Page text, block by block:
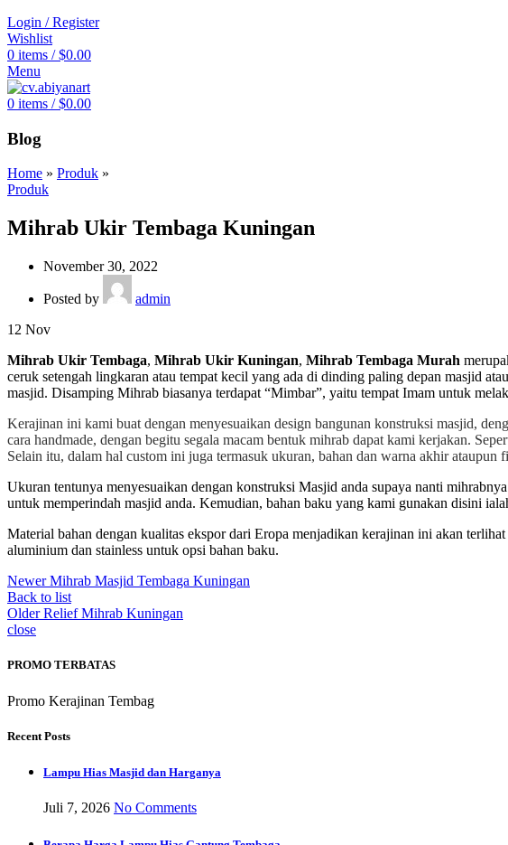
Login / Register
Wishlist
0 items / $0.00
Menu
0 items / $0.00
Blog
Home » Produk »
Produk
Mihrab Ukir Tembaga Kuningan
November 30, 2022
Posted by
admin
12 Nov
Mihrab Ukir Tembaga, Mihrab Ukir Kuningan, Mihrab Tembaga Murah
ceruk setengah lingkaran atau tempat kecil yang ada di dinding paling depan masjid
masjid. Disamping Mihrab biasanya terdapat “Mimbar”, yaitu tempat Imam untuk
Kerajinan ini kami buat dengan menyesuaikan design bangunan konstruksi masjid,
cara handmade, dengan begitu segala macam bentuk mihrab dapat kami kerjakan.
Selain itu, dalam hal custom ini juga termasuk ukuran, bahan dan warna akhir ataupun
Ukuran tentunya menyesuaikan dengan konstruksi Masjid anda supaya nanti
untuk memperindah masjid anda. Kemudian, bahan baku yang kami gunakan disini
Material bahan dengan kualitas ekspor dari Eropa menjadikan kerajinan ini akan
aluminium dan stainless untuk opsi bahan baku.
Newer Mihrab Masjid Tembaga Kuningan
Back to list
Older Relief Mihrab Kuningan
close
PROMO TERBATAS
Promo Kerajinan Tembag
Recent Posts
Lampu Hias Masjid dan Harganya
Juli 7, 2026 No Comments